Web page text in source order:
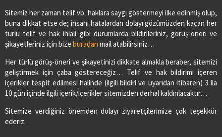
Sitemiz her zaman telif vb. haklara saygı göstermeyi ilke edinmiş olup,
buna dikkat etse de; insani hatalardan dolayı gözümüzden kaçan her
türlü telif ve hak ihlali gibi durumlarda bildirileriniz, görüş-öneri ve
şikayetleriniz için bize buradan mail atabilirsiniz…
Her türlü görüş-öneri ve şikayetinizi dikkate almakla beraber, sitemizi
geliştirmek için çaba göstereceğiz… Telif ve hak bildirimi içeren
içerikler tespit edilmesi halinde (ilgili bildiri ve uyarıdan itibaren) 3 ila
10 gün içinde ilgili içerik/içerikler sitemizden derhal kaldırılacaktır…
Sitemize verdiğiniz önemden dolayı ziyaretçilerimize çok teşekkür
ederiz.